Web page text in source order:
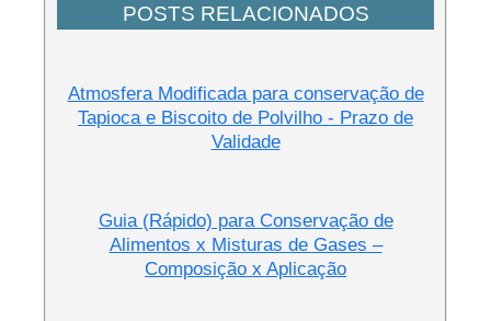
POSTS RELACIONADOS
Atmosfera Modificada para conservação de
Tapioca e Biscoito de Polvilho - Prazo de
Validade
Guia (Rápido) para Conservação de
Alimentos x Misturas de Gases –
Composição x Aplicação